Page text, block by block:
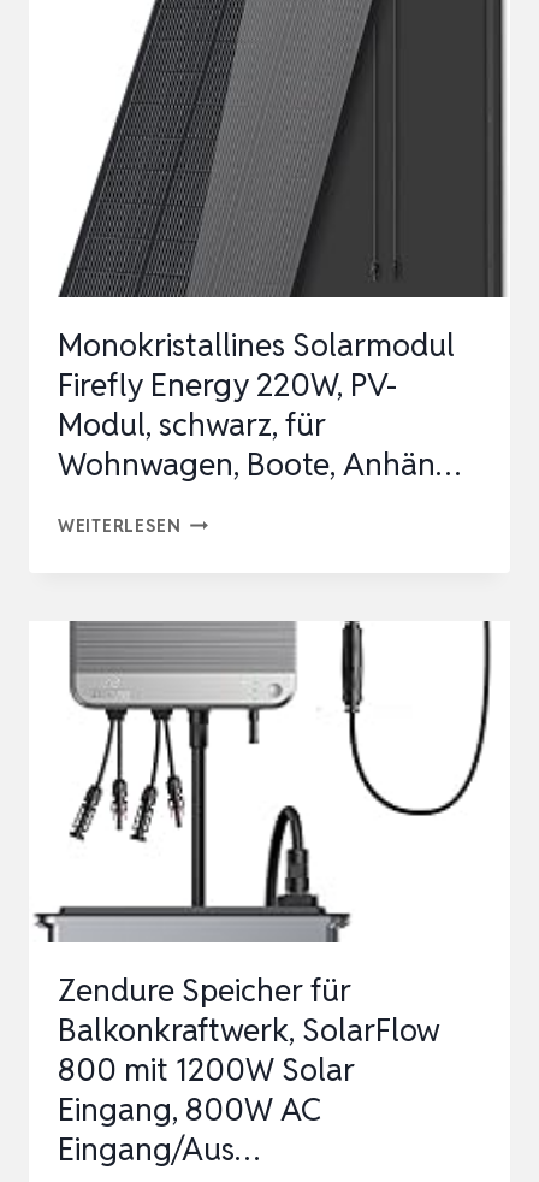
FREILAND
UNTERKONSTRUKTION
MONTAGESYSTEM
FREILANDANLAGE,
6
BIS
14
SOLARM…
Monokristallines Solarmodul
Firefly Energy 220W, PV-
Modul, schwarz, für
Wohnwagen, Boote, Anhän…
WEITERLESEN MONOKRISTALLINES
ENERGY
220W,
PV-
MODUL,
SCHWARZ,
FÜR
WOHNWAGEN,
ANHÄN…
Zendure Speicher für
Balkonkraftwerk, SolarFlow
800 mit 1200W Solar
Eingang, 800W AC
Eingang/Aus…